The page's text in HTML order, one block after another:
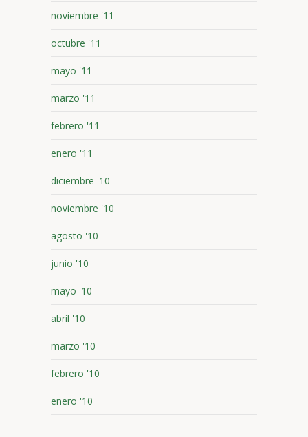
noviembre '11
octubre '11
mayo '11
marzo '11
febrero '11
enero '11
diciembre '10
noviembre '10
agosto '10
junio '10
mayo '10
abril '10
marzo '10
febrero '10
enero '10